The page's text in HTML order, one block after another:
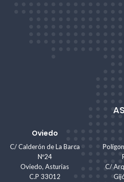
Oviedo
C/ Calderón de La Barca
Nº24
Oviedo, Asturias
C.P 33012
C/